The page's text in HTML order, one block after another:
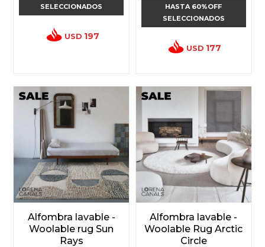
SELECCIONADOS
USD 197
HASTA 60%OFF
SELECCIONADOS
USD 177
Alfombra lavable -
Woolable rug Sun
Rays
Alfombra lavable -
Woolable Rug Arctic
Circle